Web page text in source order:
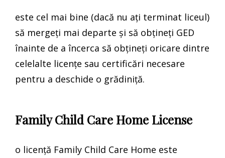
este cel mai bine (dacă nu ați terminat liceul)
să mergeți mai departe și să obțineți GED
înainte de a încerca să obțineți oricare dintre
celelalte licențe sau certificări necesare
pentru a deschide o grădiniță.
Family Child Care Home License
o licență Family Child Care Home este